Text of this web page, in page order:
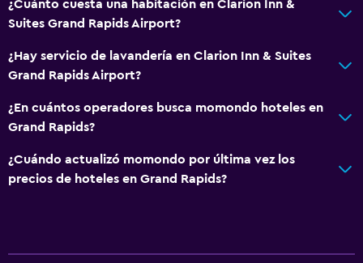
Minibar
Bar de tapas
Restaurante
Máquina expendedora (bebidas)
Máquina expendedora (botanas)
Salud y seguridad
¿Cuánto cuesta una habitación en Clarion Inn &
Suites Grand Rapids Airport?
¿Hay servicio de lavandería en Clarion Inn & Suites
Grand Rapids Airport?
¿En cuántos operadores busca momondo hoteles en
Grand Rapids?
¿Cuándo actualizó momondo por última vez los
precios de hoteles en Grand Rapids?